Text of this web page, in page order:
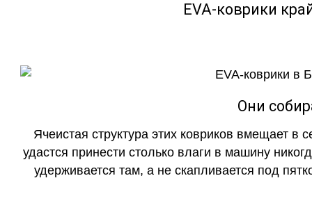
EVA-коврики
Они
Ячеистая структура этих ковриков вмещает в
удастся принести столько влаги в машину
удерживается там, а не скапливается под